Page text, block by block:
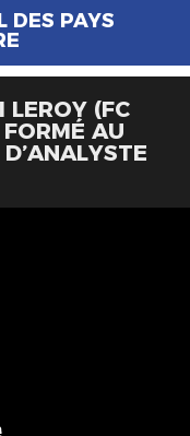
DES PAYS
LEROY (FC
AU